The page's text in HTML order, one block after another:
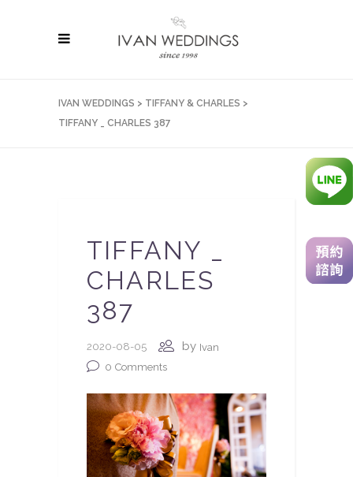
IVAN WEDDINGS > TIFFANY & CHARLES >
TIFFANY _ CHARLES 387
TIFFANY _
CHARLES
387
2020-08-05 by Ivan
0 Comments